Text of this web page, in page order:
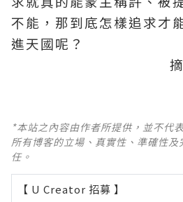
不能，那到底怎樣追求才
進天國呢？
*本站之內容由作者所提供，並不代
所有博客的立場、真實性、準確性
任。
【 U Creator 招募 】